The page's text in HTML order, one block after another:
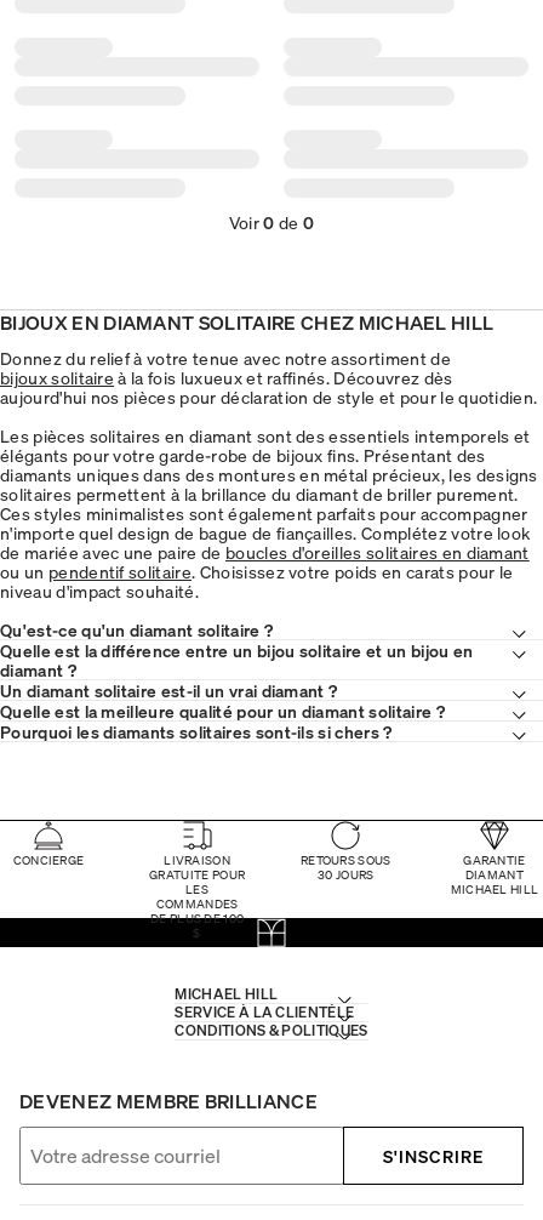
Voir0 de 0
BIJOUX EN DIAMANT SOLITAIRE CHEZ MICHAEL HILL
Donnez du relief à votre tenue avec notre assortiment de
bijoux solitaire à la fois luxueux et raffinés. Découvrez dès
aujourd'hui nos pièces pour déclaration de style et pour le quotidien.
Les pièces solitaires en diamant sont des essentiels intemporels et
élégants pour votre garde-robe de bijoux fins. Présentant des
diamants uniques dans des montures en métal précieux, les designs
solitaires permettent à la brillance du diamant de briller purement.
Ces styles minimalistes sont également parfaits pour accompagner
n'importe quel design de bague de fiançailles. Complétez votre look
de mariée avec une paire de boucles d'oreilles solitaires en diamant
ou un pendentif solitaire. Choisissez votre poids en carats pour le
niveau d'impact souhaité.
Qu'est-ce qu'un diamant solitaire ?
Quelle est la différence entre un bijou solitaire et un bijou en
diamant ?
Un diamant solitaire est-il un vrai diamant ?
Quelle est la meilleure qualité pour un diamant solitaire ?
Pourquoi les diamants solitaires sont-ils si chers ?
CONCIERGE
LIVRAISON
GRATUITE POUR
LES
COMMANDES
DE PLUS DE 100
$
RETOURS SOUS
30 JOURS
GARANTIE
DIAMANT
MICHAEL HILL
MICHAEL HILL
SERVICE À LA CLIENTÈLE
CONDITIONS & POLITIQUES
DEVENEZ MEMBRE BRILLIANCE
S'INSCRIRE